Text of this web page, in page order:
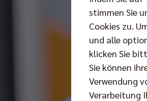
stimmen Sie
Cookies zu.
und alle
klicken Sie
Sie können
Verwendung
Verarbeitung